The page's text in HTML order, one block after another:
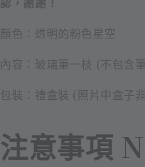
顏色：透明的粉色星空
內容：玻璃筆一枝 (不包含
包裝：禮盒裝 (照片中盒子
注意事項